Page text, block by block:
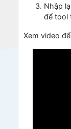
Nhập
để tool
Xem video